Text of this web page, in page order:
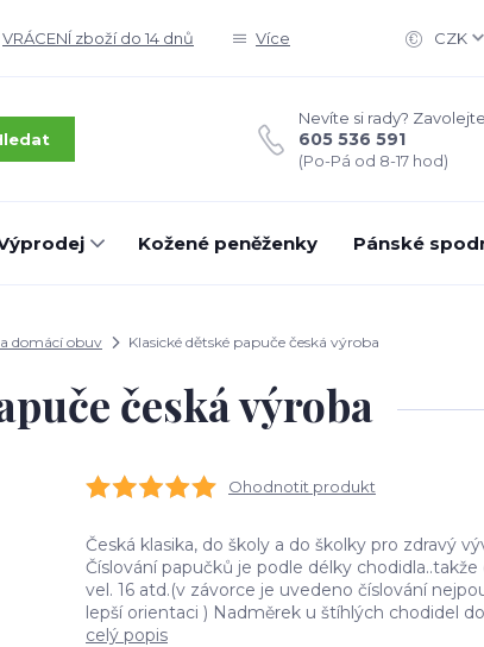
VRÁCENÍ zboží do 14 dnů Více CZK
Nevíte si rady? Zavolejte.
605 536 591
(Po-Pá od 8-17 hod)
Kožené peněženky Pánské
domácí obuv Klasické dětské papuče česká výroba
česká výroba
Ohodnotit produkt
Česká klasika, do školy a do školky pro zdravý
Číslování papučků je podle délky
vel. 16 atd.(v závorce je uvedeno číslování
lepší orientaci ) Nadměrek u štíhlých chodidel
celý popis